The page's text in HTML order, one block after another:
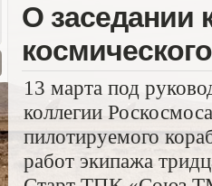
О заседании
13 марта под
коллегии
пилотируемого
работ экипажа